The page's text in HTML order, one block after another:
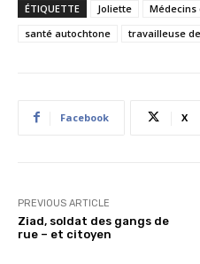
ÉTIQUETTE Joliette Médecins
santé autochtone
travailleuse
Facebook X
PREVIOUS ARTICLE
Ziad, soldat des gangs de
rue – et citoyen